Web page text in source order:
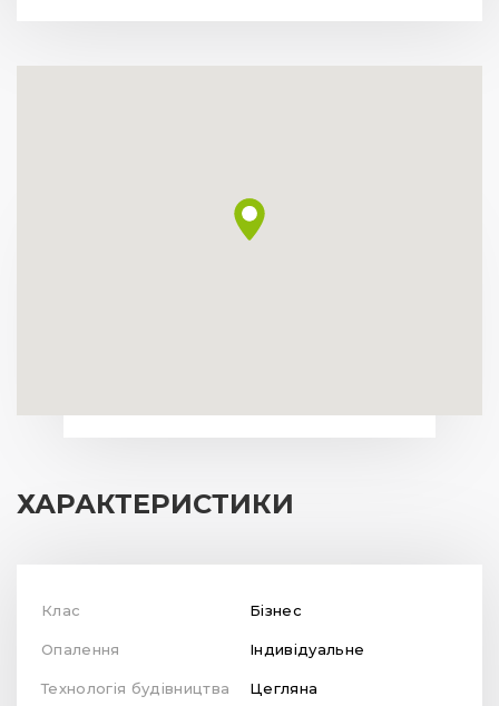
ХАРАКТЕРИСТИКИ
Клас Бізнес
Опалення Індивідуальне
Технологія будівництва Цегляна